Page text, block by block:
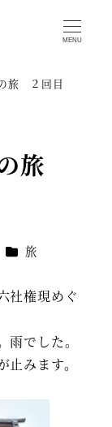
MENU
旅 ２回目
旅
カテゴリー
旅
社権現めぐ
でした。
みます。